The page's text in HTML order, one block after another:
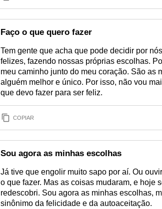
Faço o que quero fazer
Tem gente que acha que pode decidir por
felizes, fazendo nossas próprias escolhas.
meu caminho junto do meu coração. São as
alguém melhor e único. Por isso, não vou
que devo fazer para ser feliz.
COPIAR
Sou agora as minhas escolhas
Já tive que engolir muito sapo por aí. Ou
o que fazer. Mas as coisas mudaram, e hoje
redescobri. Sou agora as minhas escolhas,
sinônimo da felicidade e da autoaceitação.